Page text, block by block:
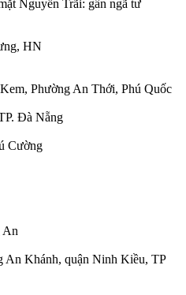
Nguyễn Trãi: gần ngã tư
HN
Phường An Thới, Phú Quốc
Đà Nẵng
Cường
An
An Khánh, quận Ninh Kiều, TP